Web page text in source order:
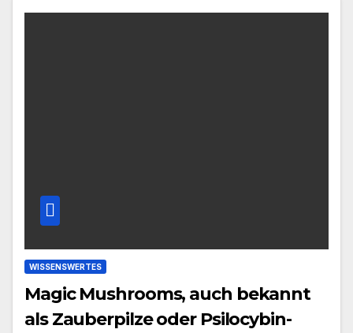
WISSENSWERTES
Magic Mushrooms, auch bekannt
als Zauberpilze oder Psilocybin-